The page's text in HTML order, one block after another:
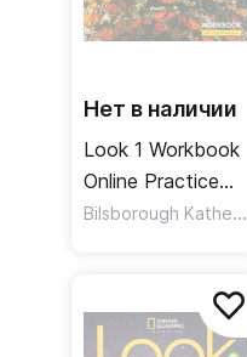
Нет в наличии
Look 1 Workbook
Online Practice
Рабочая тетрадь
Bilsborough Katherine